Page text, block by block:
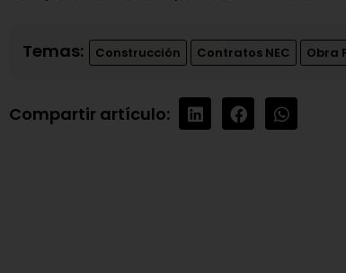
Temas: Construcción Contratos NEC Obra
Compartir artículo: